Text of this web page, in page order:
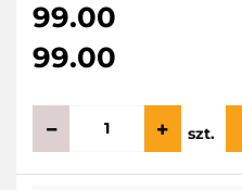
99.00
99.00
szt.